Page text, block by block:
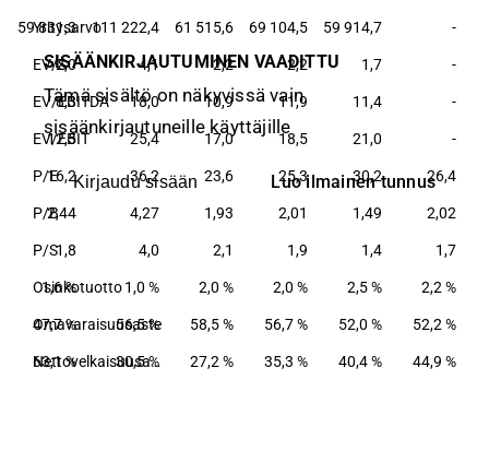
Yritysarvo
59 831,3 111 222,4 61 515,6 69 104,5 59 914,7 -
EV/S2,0 4,1 2,2 2,2 1,7 -
EV/EBITDA
8,3 18,0 10,9 11,9 11,4 -
EV/EBIT
12,5 25,4 17,0 18,5 21,0 -
P/E16,2 36,2 23,6 25,3 30,2 26,4
P/B2,44 4,27 1,93 2,01 1,49 2,02
P/S1,8 4,0 2,1 1,9 1,4 1,7
Osinkotuotto
1,6 % 1,0 % 2,0 % 2,0 % 2,5 % 2,2 %
Omavaraisuusaste
47,7 % 56,5 % 58,5 % 56,7 % 52,0 % 52,2 %
Nettovelkaisuusaste
63,1 % 30,5 % 27,2 % 35,3 % 40,4 % 44,9 %
SISÄÄNKIRJAUTUMINEN VAADITTU
Tämä sisältö on näkyvissä vain
sisäänkirjautuneille käyttäjille
Kirjaudu sisään Luo ilmainen tunnus